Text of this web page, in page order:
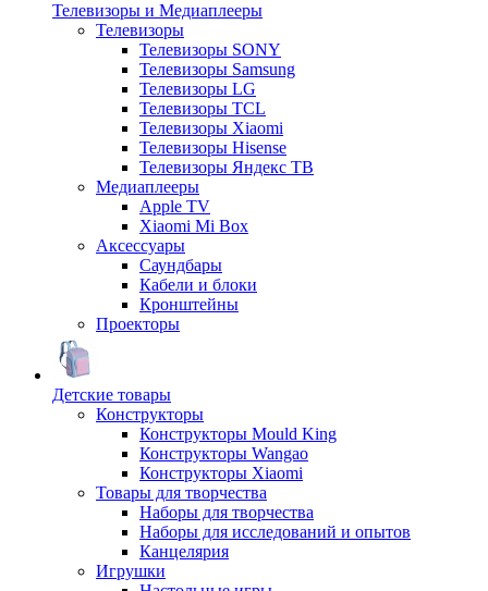
Телевизоры и Медиаплееры
Телевизоры
Телевизоры SONY
Телевизоры Samsung
Телевизоры LG
Телевизоры TCL
Телевизоры Xiaomi
Телевизоры Hisense
Телевизоры Яндекс ТВ
Медиаплееры
Apple TV
Xiaomi Mi Box
Аксессуары
Саундбары
Кабели и блоки
Кронштейны
Проекторы
Детские товары
Конструкторы
Конструкторы Mould King
Конструкторы Wangao
Конструкторы Xiaomi
Товары для творчества
Наборы для творчества
Наборы для исследований и опытов
Канцелярия
Игрушки